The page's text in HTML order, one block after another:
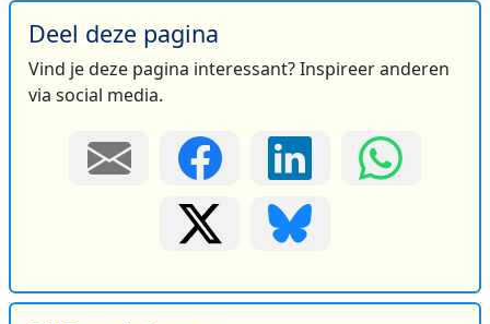
Deel deze pagina
Vind je deze pagina interessant? Inspireer anderen
via social media.